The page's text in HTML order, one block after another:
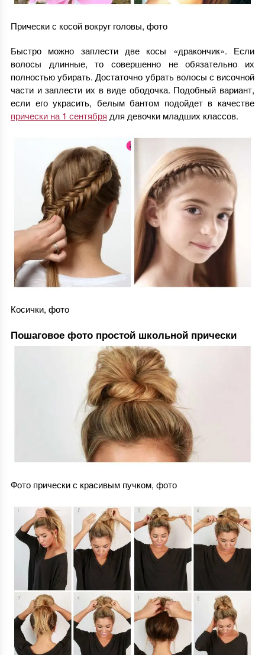
Прически с косой вокруг головы, фото
Быстро можно заплести две косы «дракончик». Если
волосы длинные, то совершенно не обязательно их
полностью убирать. Достаточно убрать волосы с височной
части и заплести их в виде ободочка. Подобный вариант,
если его украсить, белым бантом подойдет в качестве
прически на 1 сентября для девочки младших классов.
Косички, фото
Пошаговое фото простой школьной прически
Фото прически с красивым пучком, фото